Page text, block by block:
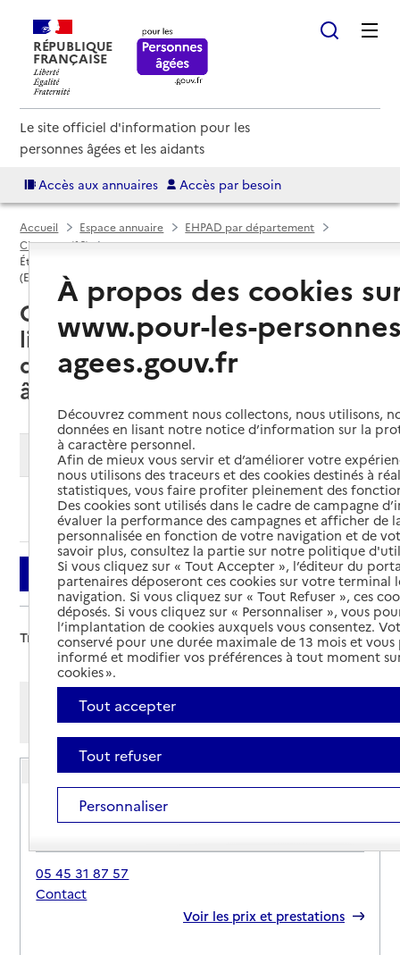
RÉPUBLIQUE
FRANÇAISE
Le site officiel d'information pour les
personnes âgées et les aidants
Accès aux annuaires Accès par besoin
Accueil Espace annuaire
EHPAD par département
Charente (16)
Établissement d'hébergement pour personnes âgées dépendantes
(EHPAD)
Champagne-Mouton (16350) :
liste des établissements
d'hébergement pour personnes
âgées dépendantes (EHPAD)
Modifier ma recherche
Ajouter cette recherche aux favoris
Filtrer
Trier par :
Afficher les résultats par:
Mode liste
Mode carte
EHPAD Résidence Le Villard
Adresse
1 rue Buissionnière
16350-Champagne-Mouton
05 45 31 87 57
Contact
Voir les prix et prestations
À propos des cookies
www.pour-les-
agees.gouv.fr
Découvrez comment nous collectons, nous utilisons,
données en lisant notre notice d’information sur la
à caractère personnel.
Afin de mieux vous servir et d’améliorer votre
nous utilisons des traceurs et des cookies destinés à
statistiques, vous faire profiter pleinement des
Des cookies sont utilisés dans le cadre de campagne
évaluer la performance des campagnes et afficher de
personnalisée en fonction de votre navigation et de
savoir plus, consultez la partie sur notre politique
Si vous cliquez sur « Tout Accepter », l’éditeur du
partenaires déposeront ces cookies sur votre terminal
navigation. Si vous cliquez sur « Tout Refuser », ces
déposés. Si vous cliquez sur « Personnaliser », vous
l’implantation de cookies auxquels vous consentez.
conservé pour une durée maximale de 13 mois et
informé et modifier vos préférences à tout moment
cookies ».
Tout accepter
Tout refuser
Personnaliser